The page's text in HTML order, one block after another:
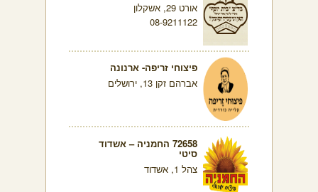
אורט 29, אשקלון
08-9211122
פיצוחי זריפה- ארנונה
אברהם זקן 13, ירושלים
72658 החמניה – אשדוד
סיטי
צהל 1, אשדוד